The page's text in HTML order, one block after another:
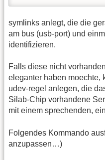
symlinks anlegt, die die
am bus (usb-port) und
identifizieren.
Falls diese nicht
eleganter haben moechte,
udev-regel anlegen, die
Silab-Chip vorhandene
mit einem sprechenden,
Folgendes Kommando
anzupassen…)